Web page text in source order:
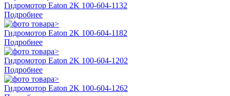
Гидромотор Eaton 2K 100-604-1132
Подробнее
Гидромотор Eaton 2K 100-604-1182
Подробнее
Гидромотор Eaton 2K 100-604-1202
Подробнее
Гидромотор Eaton 2K 100-604-1262